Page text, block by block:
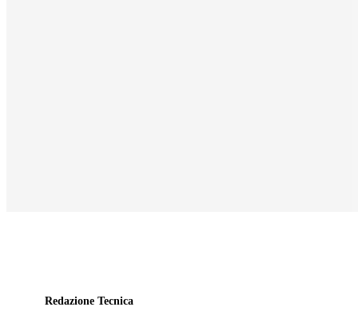
Redazione Tecnica